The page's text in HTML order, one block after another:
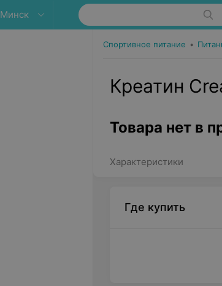
Минск
Спортивное питание •
Креатин
Товара нет в
Характеристики
Где купить